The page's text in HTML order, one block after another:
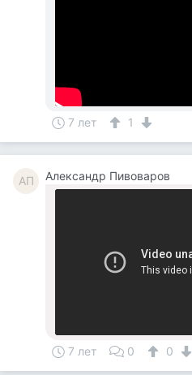
7 лет 1
АП Александр Пивоваров
7 лет 0 0